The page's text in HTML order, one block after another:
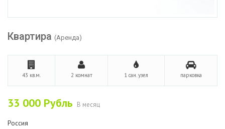
Квартира (Аренда)
43 кв.м. 2 комнат 1 сан. узел парковка
33 000 Рубль В месяц
Россия